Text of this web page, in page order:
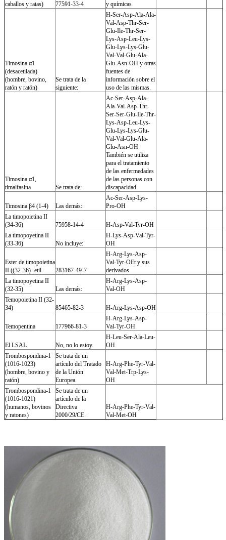
caballos y ratas) 77591-33-4 y químicas
Timosina α1
(desacetilada)
(hombre, bovino,
ratón y ratón)
Se trata de la
siguiente:
H-Ser-Asp-Ala-Ala-
Val-Asp-Thr-Ser-
Glu-Ile-Thr-Ser-
Lys-Asp-Leu-Lys-
Glu-Lys-Lys-Glu-
Val-Val-Glu-Ala-
Glu-Asn-OH y otras
fuentes de
información sobre el
uso de las mismas.
Timosina α1,
timalfasina
Se trata de:
Ac-Ser-Asp-Ala-
Ala-Val-Asp-Thr-
Ser-Ser-Glu-Ile-Thr-
Lys-Asp-Leu-Lys-
Glu-Lys-Lys-Glu-
Val-Val-Glu-Ala-
Glu-Asn-OH
También se utiliza
para el tratamiento
de las enfermedades
de las personas con
discapacidad.
Timosina β4 (1-4) Las demás:
Ac-Ser-Asp-Lys-
Pro-OH
La timopoietina II
(34-36)
75958-14-4
H-Asp-Val-Tyr-OH
La timopoyetina II
(33-36)
No incluye:
H-Lys-Asp-Val-Tyr-
OH
Ester de timopoietina
II ((32-36) -etil
283167-49-7
H-Arg-Lys-Asp-
Val-Tyr-OEt y sus
derivados
La timopoyetina II
(32-35)
Las demás:
H-Arg-Lys-Asp-
Val-OH
Temopoietina II (32-
34)
85465-82-3 H-Arg-Lys-Asp-OH
Temopentina 177966-81-3
H-Arg-Lys-Asp-
Val-Tyr-OH
El LSAL No, no lo estoy.
H-Leu-Ser-Ala-Leu-
OH
Trombospondina-1
(1016-1023)
(hombre, bovino y
ratón)
Se trata de un
artículo del Tratado
de la Unión
Europea.
H-Arg-Phe-Tyr-Val-
Val-Met-Trp-Lys-
OH
Trombospondina-1
(1016-1021)
(humanos, bovinos
y ratones)
Se trata de un
artículo de la
Directiva
2000/29/CE.
H-Arg-Phe-Tyr-Val-
Val-Met-OH